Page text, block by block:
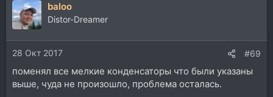
baloo
Distor-Dreamer
28 Окт 2017 #69
поменял все мелкие конденсаторы что были указаны
выше, чуда не произошло, проблема осталась.